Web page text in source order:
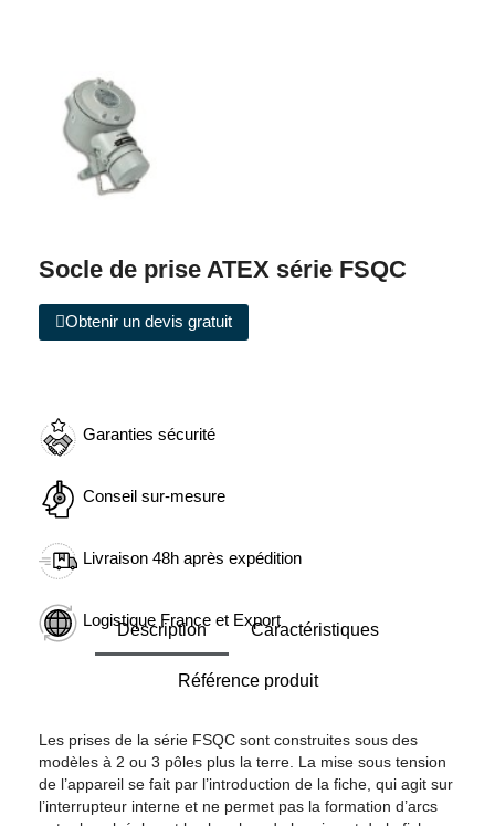
Socle de prise ATEX série FSQC
Obtenir un devis gratuit
Garanties sécurité
Conseil sur-mesure
Livraison 48h après expédition
Logistique France et Export
Description Caractéristiques
Référence produit
Les prises de la série FSQC sont construites sous des
modèles à 2 ou 3 pôles plus la terre. La mise sous tension
de l’appareil se fait par l’introduction de la fiche, qui agit sur
l’interrupteur interne et ne permet pas la formation d’arcs